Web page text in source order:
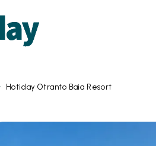
Hotiday Otranto Baia Resort